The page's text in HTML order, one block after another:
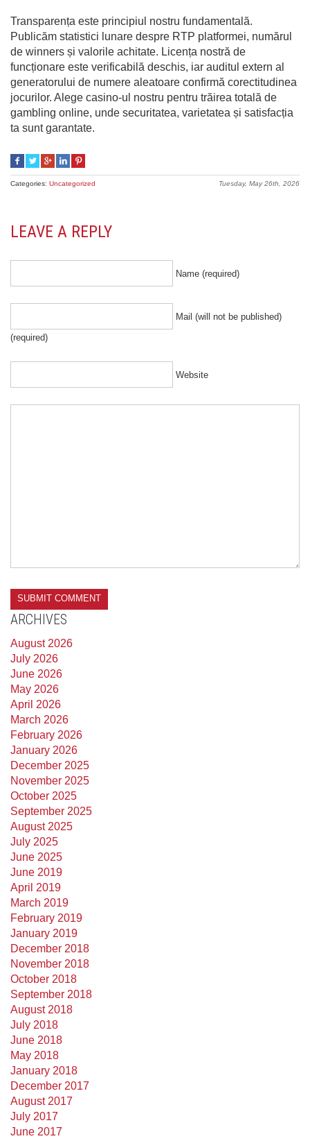
Transparența este principiul nostru fundamentală.
Publicăm statistici lunare despre RTP platformei, numărul
de winners și valorile achitate. Licența nostră de
funcționare este verificabilă deschis, iar auditul extern al
generatorului de numere aleatoare confirmă corectitudinea
jocurilor. Alege casino-ul nostru pentru trăirea totală de
gambling online, unde securitatea, varietatea și satisfacția
ta sunt garantate.
Tuesday, May 26th, 2026
Categories: Uncategorized
LEAVE A REPLY
Name (required)
Mail (will not be published)
(required)
Website
ARCHIVES
August 2026
July 2026
June 2026
May 2026
April 2026
March 2026
February 2026
January 2026
December 2025
November 2025
October 2025
September 2025
August 2025
July 2025
June 2025
June 2019
April 2019
March 2019
February 2019
January 2019
December 2018
November 2018
October 2018
September 2018
August 2018
July 2018
June 2018
May 2018
January 2018
December 2017
August 2017
July 2017
June 2017